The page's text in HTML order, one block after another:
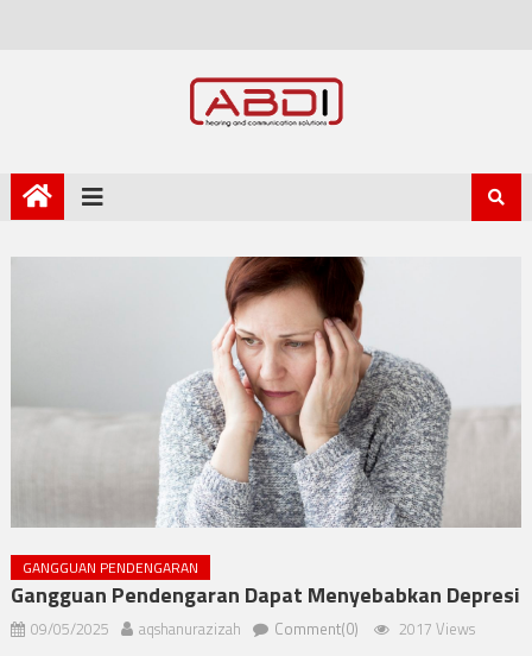
GANGGUAN PENDENGARAN
Gangguan Pendengaran Dapat Menyebabkan Depresi
09/05/2025 aqshanurazizah Comment(0) 2017 Views